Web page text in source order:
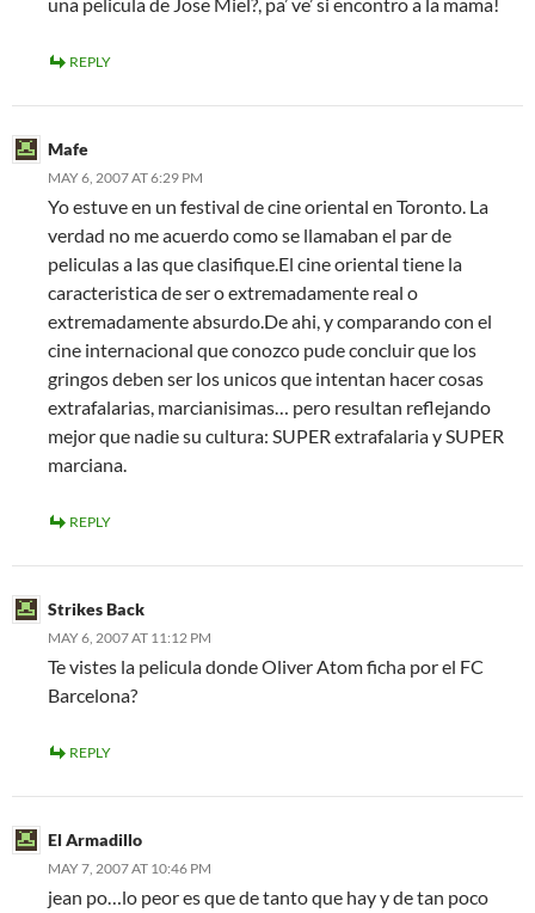
REPLY
Mafe
MAY 6, 2007 AT 6:29 PM
Yo estuve en un festival de cine oriental en Toronto. La
verdad no me acuerdo como se llamaban el par de
peliculas a las que clasifique.El cine oriental tiene la
caracteristica de ser o extremadamente real o
extremadamente absurdo.De ahi, y comparando con el
cine internacional que conozco pude concluir que los
gringos deben ser los unicos que intentan hacer cosas
extrafalarias, marcianisimas… pero resultan reflejando
mejor que nadie su cultura: SUPER extrafalaria y SUPER
marciana.
REPLY
Strikes Back
MAY 6, 2007 AT 11:12 PM
Te vistes la pelicula donde Oliver Atom ficha por el FC
Barcelona?
REPLY
El Armadillo
MAY 7, 2007 AT 10:46 PM
jean po…lo peor es que de tanto que hay y de tan poco